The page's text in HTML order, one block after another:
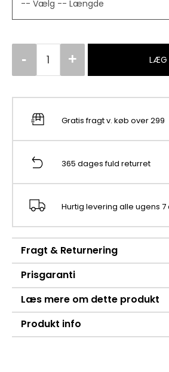
LÆG
Gratis fragt v. køb over 299
365 dages fuld returret
Hurtig levering alle ugens
Fragt & Returnering
Prisgaranti
Læs mere om dette produkt
Produkt info